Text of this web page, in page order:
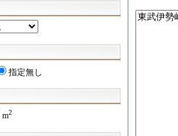
指定無し
m2